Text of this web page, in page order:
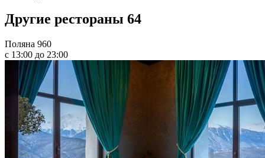
Другие рестораны 64
Поляна 960
с 13:00 до 23:00